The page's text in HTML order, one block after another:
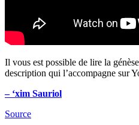
Il vous est possible de lire la
description qui l’accompagne sur
– ‘xim Sauriol
Source